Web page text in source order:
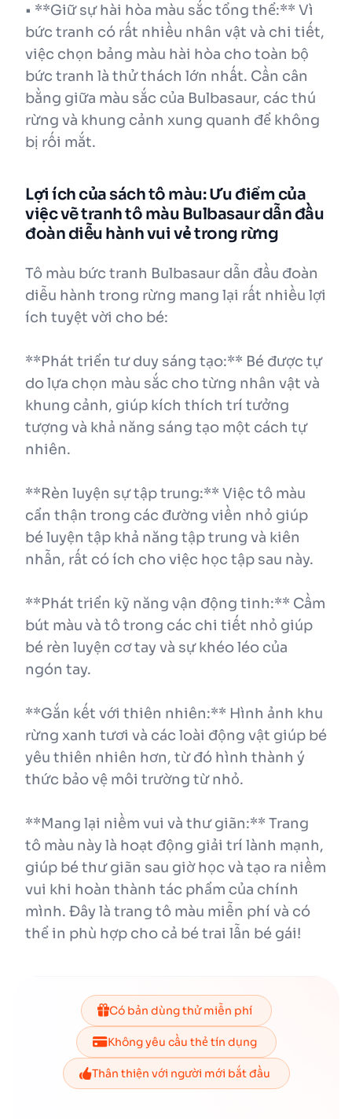
• **Giữ sự hài hòa màu sắc tổng thể:** Vì
bức tranh có rất nhiều nhân vật và chi tiết,
việc chọn bảng màu hài hòa cho toàn bộ
bức tranh là thử thách lớn nhất. Cần cân
bằng giữa màu sắc của Bulbasaur, các thú
rừng và khung cảnh xung quanh để không
bị rối mắt.
Lợi ích của sách tô màu: Ưu điểm của
việc vẽ tranh tô màu Bulbasaur dẫn đầu
đoàn diễu hành vui vẻ trong rừng
Tô màu bức tranh Bulbasaur dẫn đầu đoàn
diễu hành trong rừng mang lại rất nhiều lợi
ích tuyệt vời cho bé:
**Phát triển tư duy sáng tạo:** Bé được tự
do lựa chọn màu sắc cho từng nhân vật và
khung cảnh, giúp kích thích trí tưởng
tượng và khả năng sáng tạo một cách tự
nhiên.
**Rèn luyện sự tập trung:** Việc tô màu
cẩn thận trong các đường viền nhỏ giúp
bé luyện tập khả năng tập trung và kiên
nhẫn, rất có ích cho việc học tập sau này.
**Phát triển kỹ năng vận động tinh:** Cầm
bút màu và tô trong các chi tiết nhỏ giúp
bé rèn luyện cơ tay và sự khéo léo của
ngón tay.
**Gắn kết với thiên nhiên:** Hình ảnh khu
rừng xanh tươi và các loài động vật giúp bé
yêu thiên nhiên hơn, từ đó hình thành ý
thức bảo vệ môi trường từ nhỏ.
**Mang lại niềm vui và thư giãn:** Trang
tô màu này là hoạt động giải trí lành mạnh,
giúp bé thư giãn sau giờ học và tạo ra niềm
vui khi hoàn thành tác phẩm của chính
mình. Đây là trang tô màu miễn phí và có
thể in phù hợp cho cả bé trai lẫn bé gái!
Có bản dùng thử miễn phí
Không yêu cầu thẻ tín dụng
Thân thiện với người mới bắt đầu